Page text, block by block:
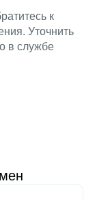
к
Уточнить
в службе